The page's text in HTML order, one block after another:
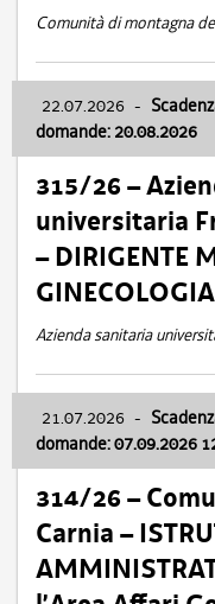
Comunità di montagna
22.07.2026 -
domande: 20.08.2026
315/26 –
universitaria
– DIRIGENTE
Azienda sanitaria
21.07.2026 -
domande: 07.09.2026
314/26 –
Carnia –